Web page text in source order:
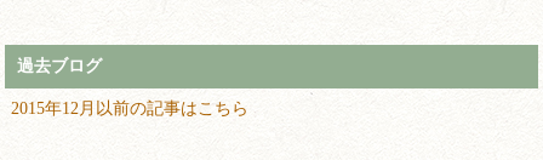
過去ブログ
2015年12月以前の記事はこちら